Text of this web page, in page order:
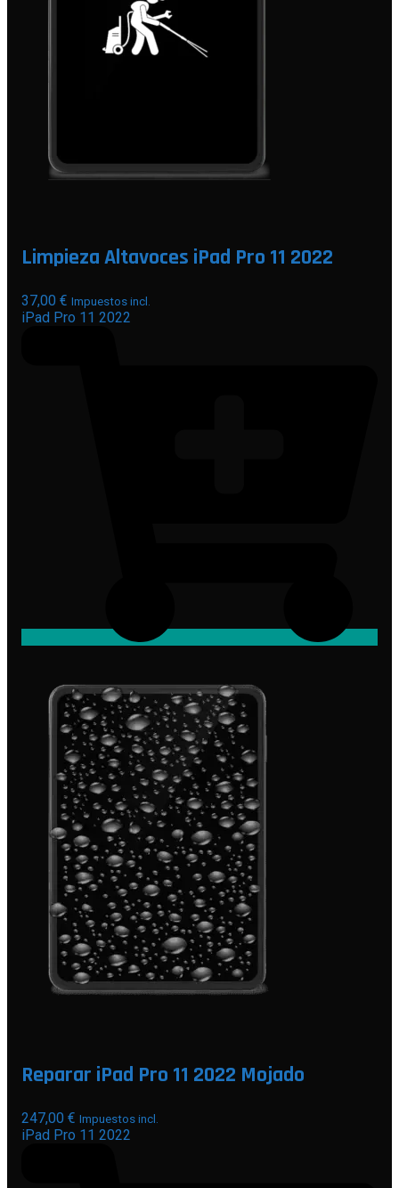
Limpieza Altavoces iPad Pro 11 2022
37,00 € Impuestos incl.
iPad Pro 11 2022
Reparar iPad Pro 11 2022 Mojado
247,00 € Impuestos incl.
iPad Pro 11 2022